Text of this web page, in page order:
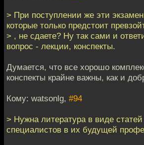
> При поступлении же эти
которые только предстоит
> , не сдаете? Ну так сами и
вопрос - лекции, конспекты.
Думается, что все хорошо
конспекты крайне важны, как и
Кому: watsonlg, #94
> Нужна литература в виде
специалистов в их будущей